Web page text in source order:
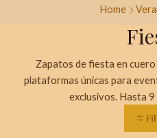
Home
Zapatos de fiesta en
plataformas únicas para
exclusivos. Hasta